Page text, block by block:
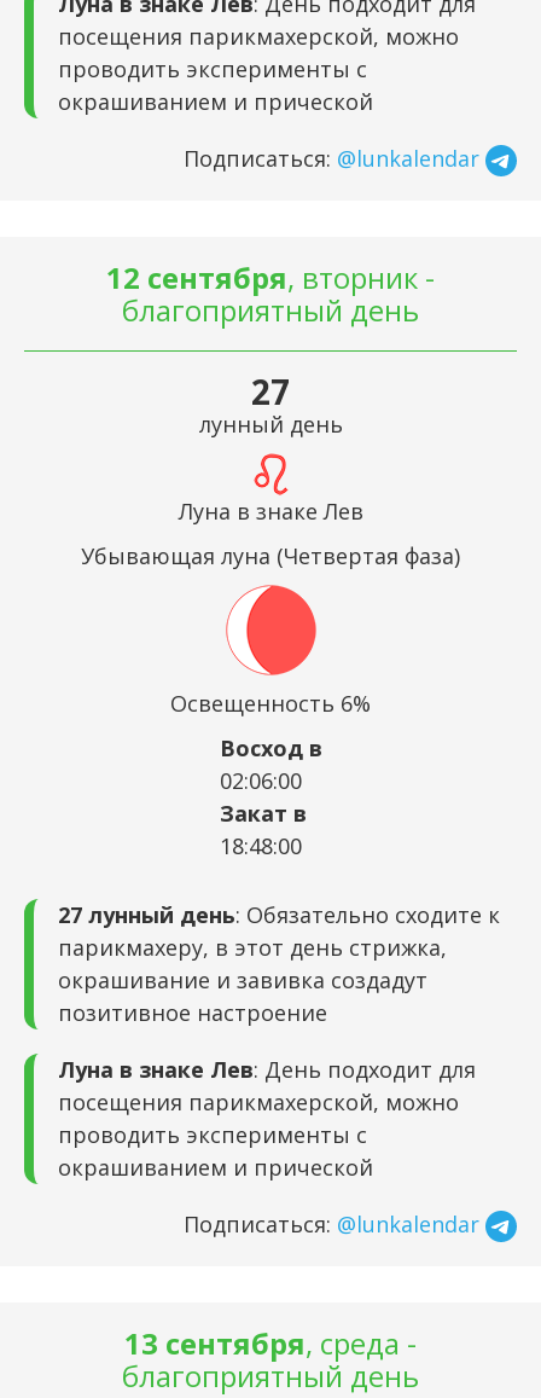
посещения парикмахерской, можно
проводить эксперименты с
окрашиванием и прической
Подписаться: @lunkalendar
12 сентября, вторник -
благоприятный день
27
лунный день
Луна в знаке Лев
Убывающая луна (Четвертая фаза)
Освещенность 6%
Восход в
02:06:00
Закат в
18:48:00
27 лунный день: Обязательно сходите к
парикмахеру, в этот день стрижка,
окрашивание и завивка создадут
позитивное настроение
Луна в знаке Лев: День подходит для
посещения парикмахерской, можно
проводить эксперименты с
окрашиванием и прической
Подписаться: @lunkalendar
13 сентября, среда -
благоприятный день